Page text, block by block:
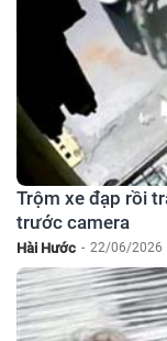
Trộm xe đạp rồi
trước camera
Hài Hước - 22/06/2026